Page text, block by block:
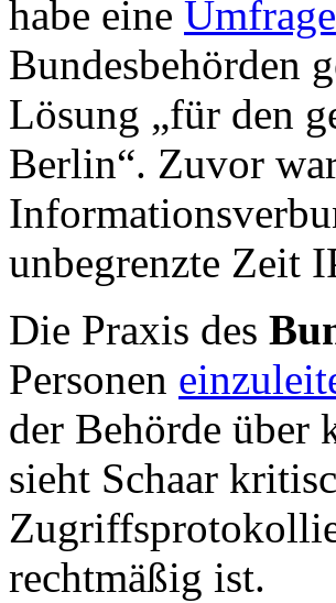
habe eine Umfrage
Bundesbehörden
Lösung „für den
Berlin“. Zuvor
unbegrenzte Zeit
Die Praxis des
Personen
der Behörde über
sieht Schaar
rechtmäßig ist.